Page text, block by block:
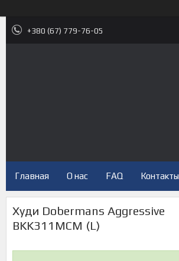
+380 (67) 779-76-05
Главная О нас FAQ Контакты
Худи Dobermans Aggressive
BKK311MCM (L)